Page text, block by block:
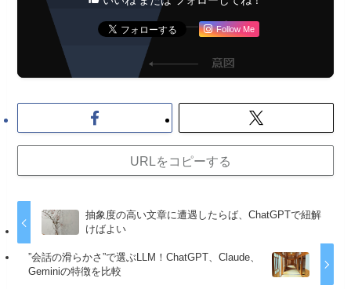
Follow Me
URLをコピーする
抽象度の高い文章に遭遇したらば、ChatGPTで紐解
けばよい
”会話の滑らかさ”で選ぶLLM！ChatGPT、Claude、
Geminiの特徴を比較